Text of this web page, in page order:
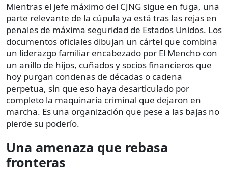
Mientras el jefe máximo del CJNG sigue en fuga, una
parte relevante de la cúpula ya está tras las rejas en
penales de máxima seguridad de Estados Unidos. Los
documentos oficiales dibujan un cártel que combina
un liderazgo familiar encabezado por El Mencho con
un anillo de hijos, cuñados y socios financieros que
hoy purgan condenas de décadas o cadena
perpetua, sin que eso haya desarticulado por
completo la maquinaria criminal que dejaron en
marcha. Es una organización que pese a las bajas no
pierde su poderío.
Una amenaza que rebasa
fronteras